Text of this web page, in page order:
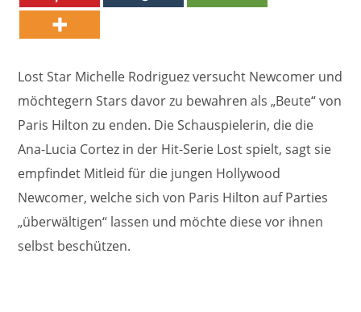
Lost Star Michelle Rodriguez versucht Newcomer und
möchtegern Stars davor zu bewahren als „Beute“ von
Paris Hilton zu enden. Die Schauspielerin, die die
Ana-Lucia Cortez in der Hit-Serie Lost spielt, sagt sie
empfindet Mitleid für die jungen Hollywood
Newcomer, welche sich von Paris Hilton auf Parties
„überwältigen“ lassen und möchte diese vor ihnen
selbst beschützen.